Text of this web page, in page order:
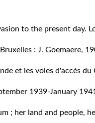
to the present day.
: J. Goemaere,
et les voies d'accès
1939-January
; her land and people,